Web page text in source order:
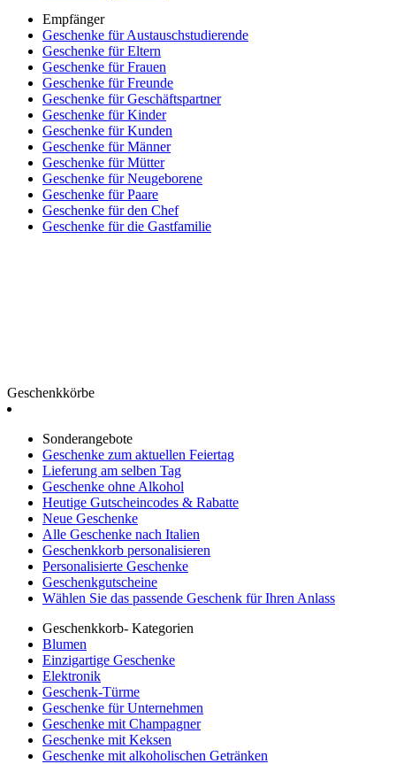
Empfänger
Geschenke für Austauschstudierende
Geschenke für Eltern
Geschenke für Frauen
Geschenke für Freunde
Geschenke für Geschäftspartner
Geschenke für Kinder
Geschenke für Kunden
Geschenke für Männer
Geschenke für Mütter
Geschenke für Neugeborene
Geschenke für Paare
Geschenke für den Chef
Geschenke für die Gastfamilie
Geschenkkörbe
Sonderangebote
Geschenke zum aktuellen Feiertag
Lieferung am selben Tag
Geschenke ohne Alkohol
Heutige Gutscheincodes & Rabatte
Neue Geschenke
Alle Geschenke nach Italien
Geschenkkorb personalisieren
Personalisierte Geschenke
Geschenkgutscheine
Wählen Sie das passende Geschenk für Ihren Anlass
Geschenkkorb- Kategorien
Blumen
Einzigartige Geschenke
Elektronik
Geschenk-Türme
Geschenke für Unternehmen
Geschenke mit Champagner
Geschenke mit Keksen
Geschenke mit alkoholischen Getränken